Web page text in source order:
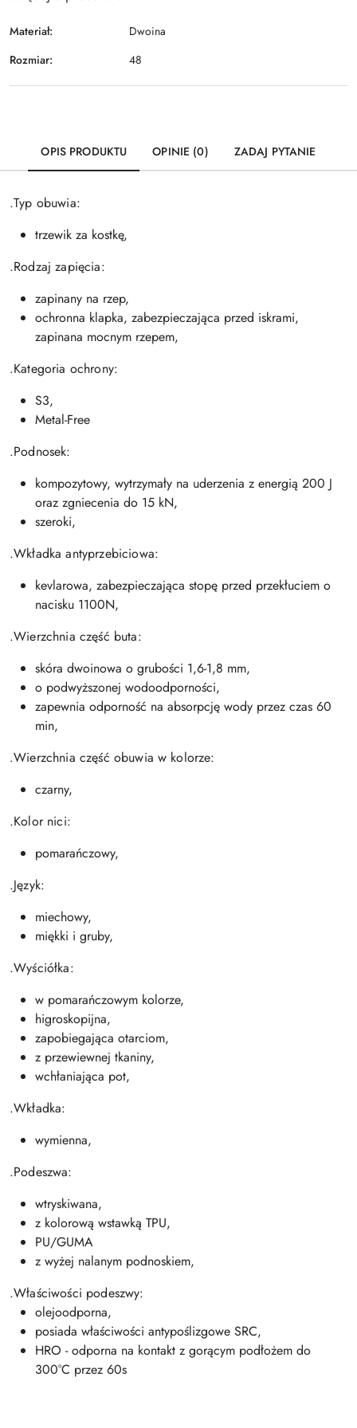
Materiał:
Dwoina
Rozmiar:
48
OPIS PRODUKTU OPINIE (0) ZADAJ PYTANIE
.Typ obuwia:
trzewik za kostkę,
.Rodzaj zapięcia:
zapinany na rzep,
ochronna klapka, zabezpieczająca przed iskrami,
zapinana mocnym rzepem,
.Kategoria ochrony:
S3,
Metal-Free
.Podnosek:
kompozytowy, wytrzymały na uderzenia z energią 200 J
oraz zgniecenia do 15 kN,
szeroki,
.Wkładka antyprzebiciowa:
kevlarowa, zabezpieczająca stopę przed przekłuciem o
nacisku 1100N,
.Wierzchnia część buta:
skóra dwoinowa o grubości 1,6-1,8 mm,
o podwyższonej wodoodporności,
zapewnia odporność na absorpcję wody przez czas 60
min,
.Wierzchnia część obuwia w kolorze:
czarny,
.Kolor nici:
pomarańczowy,
.Język:
miechowy,
miękki i gruby,
.Wyściółka:
w pomarańczowym kolorze,
higroskopijna,
zapobiegająca otarciom,
z przewiewnej tkaniny,
wchłaniająca pot,
.Wkładka:
wymienna,
.Podeszwa:
wtryskiwana,
z kolorową wstawką TPU,
PU/GUMA
z wyżej nalanym podnoskiem,
.Właściwości podeszwy:
olejoodporna,
posiada właściwości antypoślizgowe SRC,
HRO - odporna na kontakt z gorącym podłożem do
300°C przez 60s